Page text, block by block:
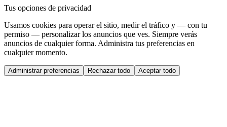
Tus opciones de privacidad
Usamos cookies para operar el sitio, medir el tráfico y — con tu
permiso — personalizar los anuncios que ves. Siempre verás
anuncios de cualquier forma. Administra tus preferencias en
cualquier momento.
Administrar preferencias Rechazar todo Aceptar todo